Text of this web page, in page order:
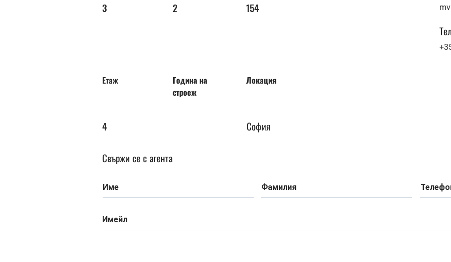
3
Етаж
4
2
Година на
строеж
154
Локация
София
Свържи се с агента